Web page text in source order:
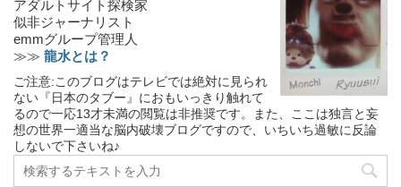
アダルトサイト探検家
似非ジャーナリスト
emmグループ管理人
≫≫ 龍水とは？
ご注意:このブログはテレビでは絶対に見られ
ない『日本のタブー』におもいっきり触れて
るので一応13才未満の閲覧は非推奨です。また、ここは独言と妄
想の世界一適当な脳内破壊ブログですので、いちいち過敏に反論
しないで下さいね♪